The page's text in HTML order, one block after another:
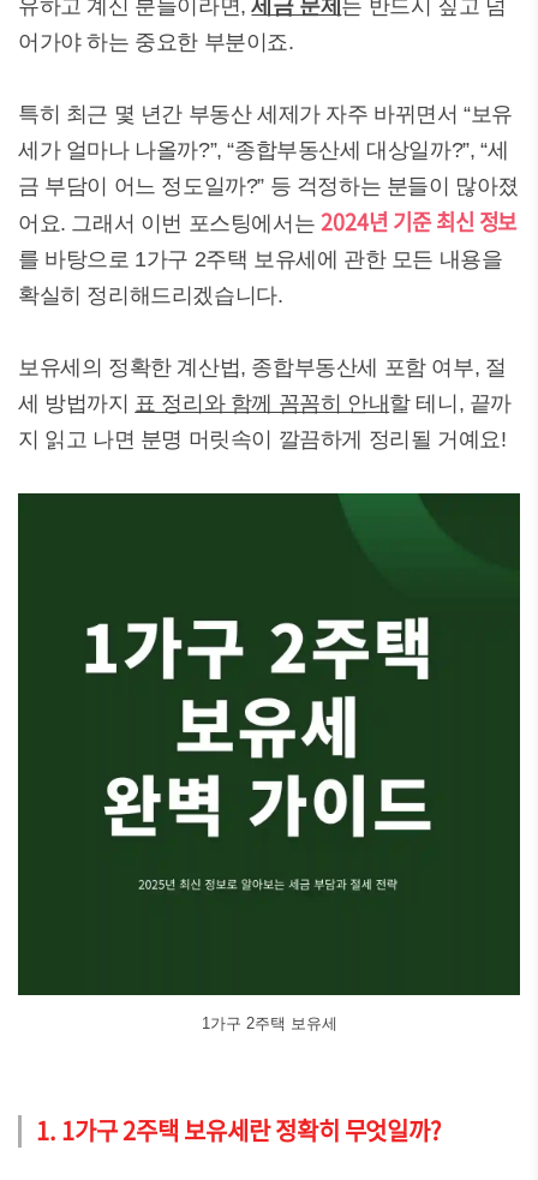
유하고 계신 분들이라면,세금 문제 는 반드시 짚고 넘
어가야 하는 중요한 부분이죠.
특히 최근 몇 년간 부동산 세제가 자주 바뀌면서 “보유
세가 얼마나 나올까?”, “종합부동산세 대상일까?”, “세
금 부담이 어느 정도일까?” 등 걱정하는 분들이 많아졌
어요. 그래서 이번 포스팅에서는 2024년 기준 최신 정보
를 바탕으로 1가구 2주택 보유세에 관한 모든 내용을
확실히 정리해드리겠습니다.
보유세의 정확한 계산법, 종합부동산세 포함 여부, 절
세 방법까지 표 정리와 함께 꼼꼼히 안내 할 테니, 끝까
지 읽고 나면 분명 머릿속이 깔끔하게 정리될 거예요!
1가구 2주택 보유세
1. 1가구 2주택 보유세란 정확히 무엇일까?